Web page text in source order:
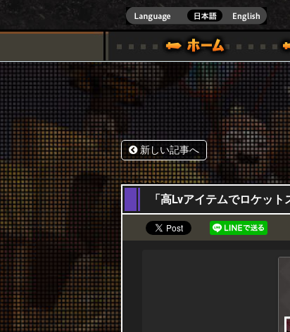
)公式サイト [ XBOX 360,XBOX ONE VER.]
ゲームガイド
スペシャル｜HAPPY WARS(ハッピーウォーズ)公式サイ
サポート | HAPPY
新しい記事へ
05,03,2026
「高Lvアイテムでロケッ